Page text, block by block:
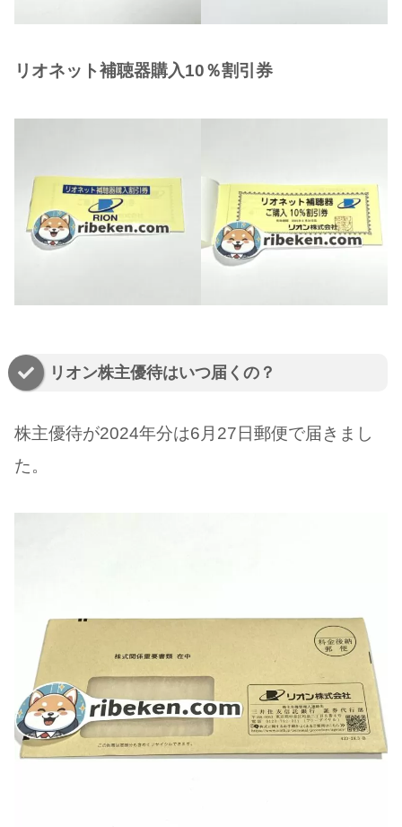
リオネット補聴器購入10％割引券
リオン株主優待はいつ届くの？
株主優待が2024年分は6月27日郵便で届きまし
た。